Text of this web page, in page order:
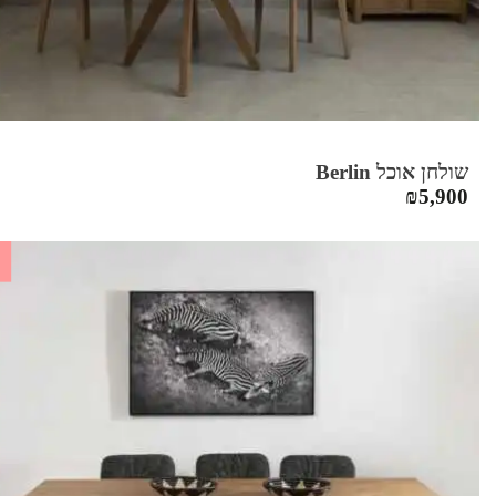
שולחן אוכל Berlin
₪5,900